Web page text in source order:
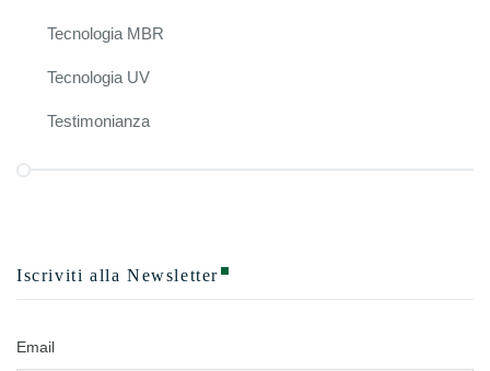
Tecnologia MBR
Tecnologia UV
Testimonianza
Iscriviti alla Newsletter
Email